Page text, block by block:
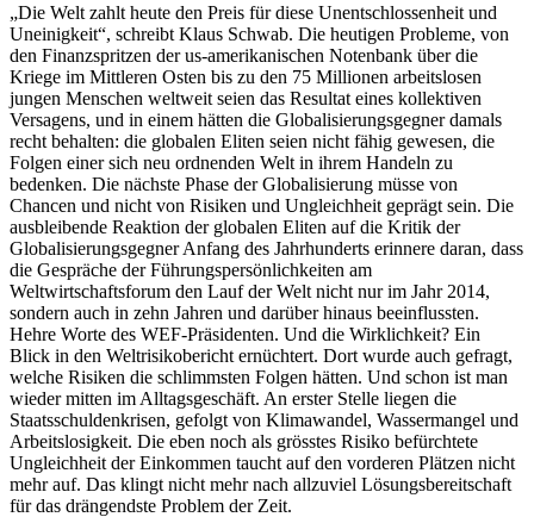
„Die Welt zahlt heute den Preis für diese Unentschlossenheit und
Uneinigkeit“, schreibt Klaus Schwab. Die heutigen Probleme, von
den Finanzspritzen der us-amerikanischen Notenbank über die
Kriege im Mittleren Osten bis zu den 75 Millionen arbeitslosen
jungen Menschen weltweit seien das Resultat eines kollektiven
Versagens, und in einem hätten die Globalisierungsgegner damals
recht behalten: die globalen Eliten seien nicht fähig gewesen, die
Folgen einer sich neu ordnenden Welt in ihrem Handeln zu
bedenken. Die nächste Phase der Globalisierung müsse von
Chancen und nicht von Risiken und Ungleichheit geprägt sein. Die
ausbleibende Reaktion der globalen Eliten auf die Kritik der
Globalisierungsgegner Anfang des Jahrhunderts erinnere daran, dass
die Gespräche der Führungspersönlichkeiten am
Weltwirtschaftsforum den Lauf der Welt nicht nur im Jahr 2014,
sondern auch in zehn Jahren und darüber hinaus beeinflussten.
Hehre Worte des WEF-Präsidenten. Und die Wirklichkeit? Ein
Blick in den Weltrisikobericht ernüchtert. Dort wurde auch gefragt,
welche Risiken die schlimmsten Folgen hätten. Und schon ist man
wieder mitten im Alltagsgeschäft. An erster Stelle liegen die
Staatsschuldenkrisen, gefolgt von Klimawandel, Wassermangel und
Arbeitslosigkeit. Die eben noch als grösstes Risiko befürchtete
Ungleichheit der Einkommen taucht auf den vorderen Plätzen nicht
mehr auf. Das klingt nicht mehr nach allzuviel Lösungsbereitschaft
für das drängendste Problem der Zeit.